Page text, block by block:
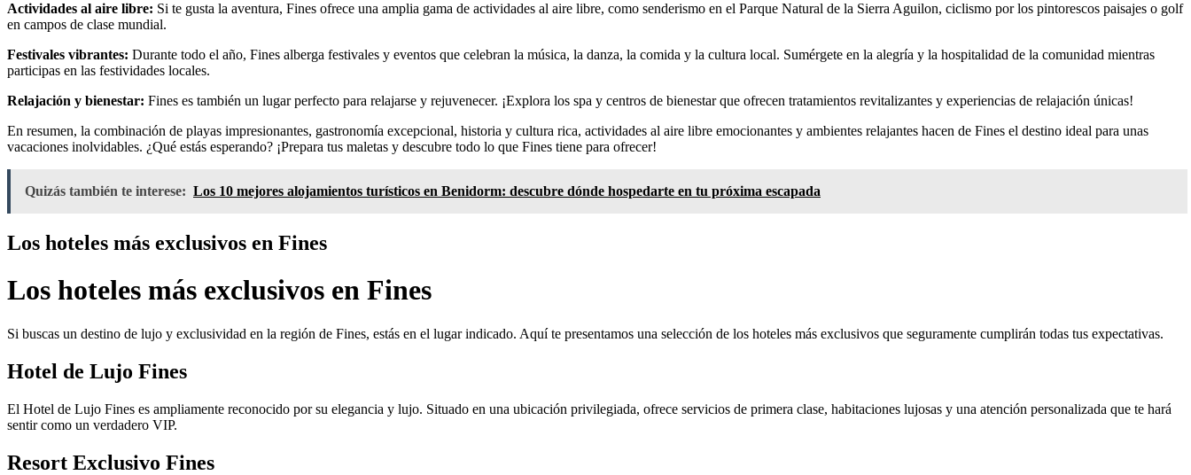
Actividades al aire libre: Si te gusta la aventura, Fines ofrece una amplia gama de actividades al aire libre, como senderismo en el Parque Natural de la Sierra Aguilon, ciclismo por los pintorescos paisajes o golf
en campos de clase mundial.
Festivales vibrantes: Durante todo el año, Fines alberga festivales y eventos que celebran la música, la danza, la comida y la cultura local. Sumérgete en la alegría y la hospitalidad de la comunidad mientras
participas en las festividades locales.
Relajación y bienestar: Fines es también un lugar perfecto para relajarse y rejuvenecer. ¡Explora los spa y centros de bienestar que ofrecen tratamientos revitalizantes y experiencias de relajación únicas!
En resumen, la combinación de playas impresionantes, gastronomía excepcional, historia y cultura rica, actividades al aire libre emocionantes y ambientes relajantes hacen de Fines el destino ideal para unas
vacaciones inolvidables. ¿Qué estás esperando? ¡Prepara tus maletas y descubre todo lo que Fines tiene para ofrecer!
Quizás también te interese: Los 10 mejores alojamientos turísticos en Benidorm: descubre dónde hospedarte en tu próxima escapada
Los hoteles más exclusivos en Fines
Los hoteles más exclusivos en Fines
Si buscas un destino de lujo y exclusividad en la región de Fines, estás en el lugar indicado. Aquí te presentamos una selección de los hoteles más exclusivos que seguramente cumplirán todas tus expectativas.
Hotel de Lujo Fines
El Hotel de Lujo Fines es ampliamente reconocido por su elegancia y lujo. Situado en una ubicación privilegiada, ofrece servicios de primera clase, habitaciones lujosas y una atención personalizada que te hará
sentir como un verdadero VIP.
Resort Exclusivo Fines